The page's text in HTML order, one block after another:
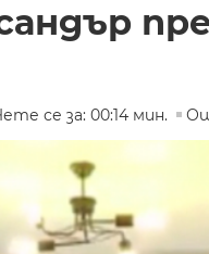
се за: 00:14 мин.